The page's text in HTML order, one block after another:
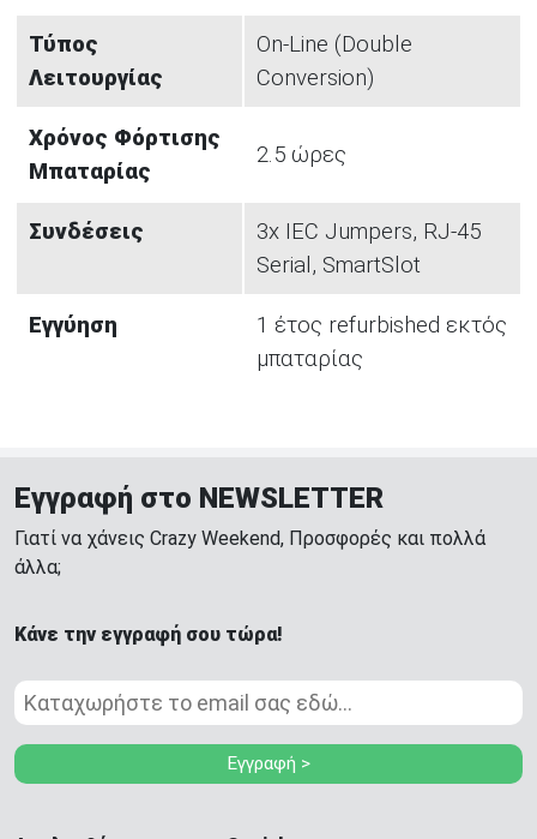
Τύπος
Λειτουργίας
On-Line (Double
Conversion)
Χρόνος Φόρτισης
Μπαταρίας
2.5 ώρες
Συνδέσεις
3x IEC Jumpers, RJ-45
Serial, SmartSlot
Εγγύηση
1 έτος refurbished εκτός
μπαταρίας
Εγγραφή στο NEWSLETTER
Γιατί να χάνεις Crazy Weekend, Προσφορές και πολλά
άλλα;
Κάνε την εγγραφή σου τώρα!
Εγγραφή >